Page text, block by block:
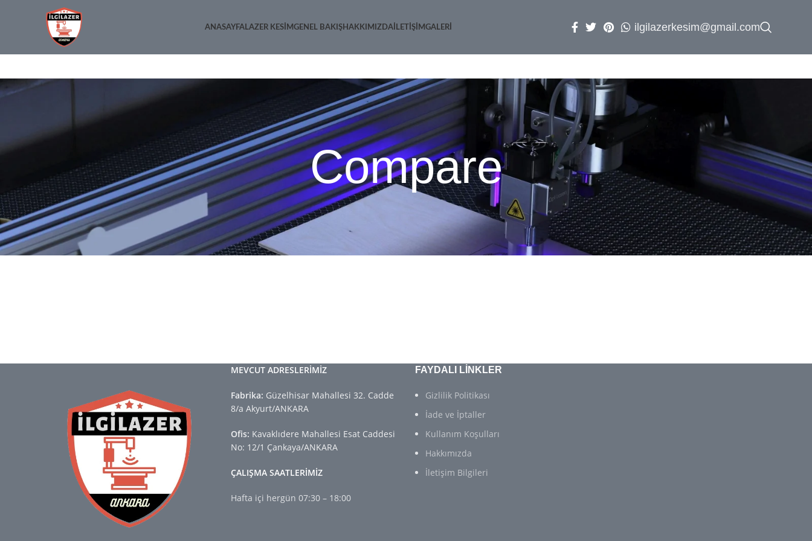
ANASAYFALAZER KESIMGENEL BAKIŞHAKKIMIZDAİLETIŞIMGALERI ilgilazerkesim@gmail.com
Compare
MEVCUT ADRESLERİMİZ
Fabrika: Güzelhisar Mahallesi 32. Cadde
8/a Akyurt/ANKARA
Ofis: Kavaklıdere Mahallesi Esat Caddesi
No: 12/1 Çankaya/ANKARA
ÇALIŞMA SAATLERİMİZ
Hafta içi hergün 07:30 – 18:00
FAYDALI LİNKLER
Gizlilik Politikası
İade ve İptaller
Kullanım Koşulları
Hakkımızda
İletişim Bilgileri